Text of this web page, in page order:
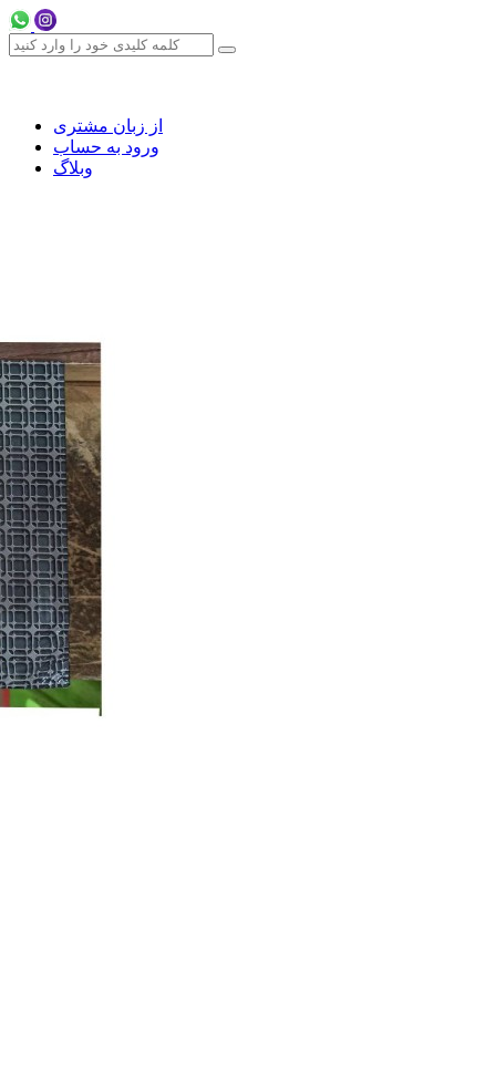
از زبان مشتری
ورود به حساب
وبلاگ